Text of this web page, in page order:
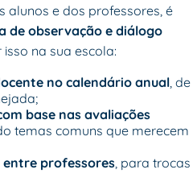
alunos e dos professores, é
de observação e diálogo
na sua escola:
no calendário anual, de
base nas avaliações
temas comuns que merecem
entre professores, para trocas